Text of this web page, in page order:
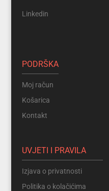
Linkedin
PODRŠKA
Moj račun
Košarica
Kontakt
UVJETI I PRAVILA
Izjava o privatnosti
Politika o kolačićima